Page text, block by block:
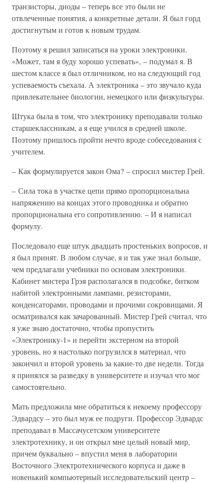
транзисторы, диоды – теперь все это были не
отвлеченные понятия, а конкретные детали. Я был горд
достигнутым и готов к новым трудам.
Поэтому я решил записаться на уроки электроники.
«Может, там я буду хорошо успевать», – подумал я. В
шестом классе я был отличником, но на следующий год
успеваемость съехала. А электроника – это звучало куда
привлекательнее биологии, немецкого или физкультуры.
Штука была в том, что электронику преподавали только
старшеклассникам, а я еще учился в средней школе.
Поэтому пришлось пройти нечто вроде собеседования с
учителем.
– Как формулируется закон Ома? – спросил мистер Грей.
– Сила тока в участке цепи прямо пропорциональна
напряжению на концах этого проводника и обратно
пропорциональна его сопротивлению. – И я написал
формулу.
Последовало еще штук двадцать простеньких вопросов, и
я был принят. В любом случае, я и так уже знал больше,
чем предлагали учебники по основам электроники.
Кабинет мистера Грэя располагался в подсобке, битком
набитой электронными лампами, резисторами,
конденсаторами, проводами и прочими сокровищами. Я
осматривался как зачарованный. Мистер Грей считал, что
я уже знаю достаточно, чтобы пропустить
«Электронику-1» и перейти экстерном на второй
уровень, но я настолько погрузился в материал, что
закончил и второй уровень за какие-то две недели. Тогда
я принялся за разведку в университете и изучал что мог
самостоятельно.
Мать предложила мне обратиться к некоему профессору
Эдвардсу – это был муж ее подруги. Профессор Эдвардс
преподавал в Массачусетском университете
электротехнику, и он открыл мне целый новый мир,
причем буквально – впустил меня в лаборатории
Восточного Электротехнического корпуса и даже в
новенький компьютерный исследовательский центр –